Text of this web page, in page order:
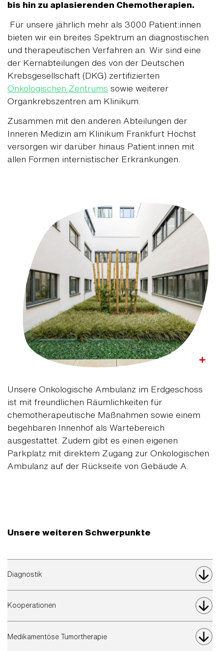
bis hin zu aplasierenden Chemotherapien.
Für unsere jährlich mehr als 3000 Patient:innen
bieten wir ein breites Spektrum an diagnostischen
und therapeutischen Verfahren an. Wir sind eine
der Kernabteilungen des von der Deutschen
Krebsgesellschaft (DKG) zertifizierten
Onkologischen Zentrums sowie weiterer
Organkrebszentren am Klinikum.
Zusammen mit den anderen Abteilungen der
Inneren Medizin am Klinikum Frankfurt Höchst
versorgen wir darüber hinaus Patient:innen mit
allen Formen internistischer Erkrankungen.
Unsere Onkologische Ambulanz im Erdgeschoss
ist mit freundlichen Räumlichkeiten für
chemotherapeutische Maßnahmen sowie einem
begehbaren Innenhof als Wartebereich
ausgestattet. Zudem gibt es einen eigenen
Parkplatz mit direktem Zugang zur Onkologischen
Ambulanz auf der Rückseite von Gebäude A.
Unsere weiteren Schwerpunkte
Diagnostik
Kooperationen
Medikamentöse Tumortherapie